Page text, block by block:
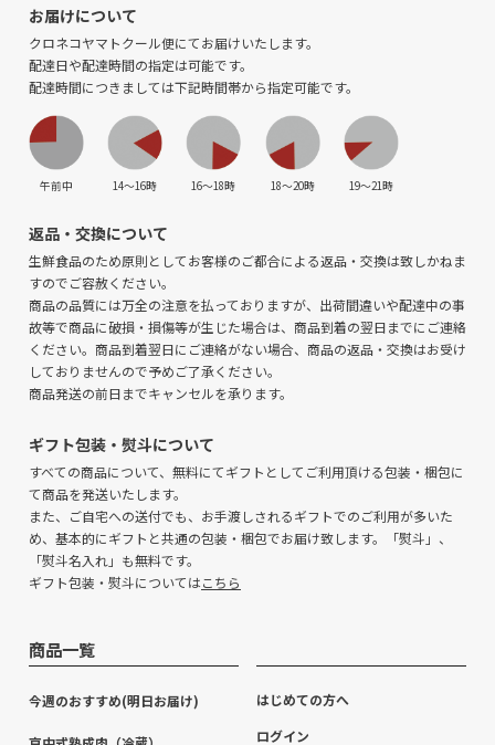
お届けについて
クロネコヤマトクール便にてお届けいたします。
配達日や配達時間の指定は可能です。
配達時間につきましては下記時間帯から指定可能です。
午前中 14〜16時 16〜18時 18〜20時 19〜21時
返品・交換について
生鮮食品のため原則としてお客様のご都合による返品・交換は致しかねま
すのでご容赦ください。
商品の品質には万全の注意を払っておりますが、出荷間違いや配達中の事
故等で商品に破損・損傷等が生じた場合は、商品到着の翌日までにご連絡
ください。商品到着翌日にご連絡がない場合、商品の返品・交換はお受け
しておりませんので予めご了承ください。
商品発送の前日までキャンセルを承ります。
ギフト包装・熨斗について
すべての商品について、無料にてギフトとしてご利用頂ける包装・梱包に
て商品を発送いたします。
また、ご自宅への送付でも、お手渡しされるギフトでのご利用が多いた
め、基本的にギフトと共通の包装・梱包でお届け致します。「熨斗」、
「熨斗名入れ」も無料です。
ギフト包装・熨斗についてはこちら
商品一覧
今週のおすすめ(明日お届け)
はじめての方へ
ログイン